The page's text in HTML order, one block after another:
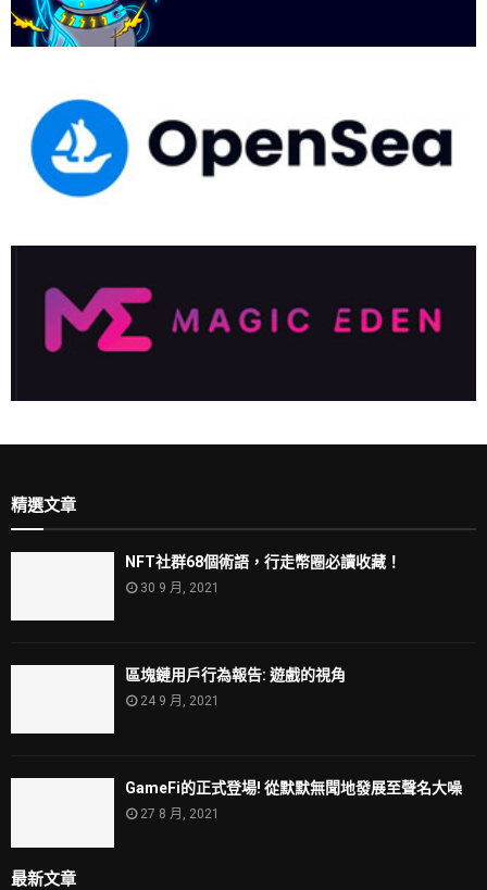
精選文章
NFT社群68個術語，行走幣圈必讀收藏！
30 9 月, 2021
區塊鏈用戶行為報告: 遊戲的視角
24 9 月, 2021
GameFi的正式登場! 從默默無聞地發展至聲名大噪
27 8 月, 2021
最新文章